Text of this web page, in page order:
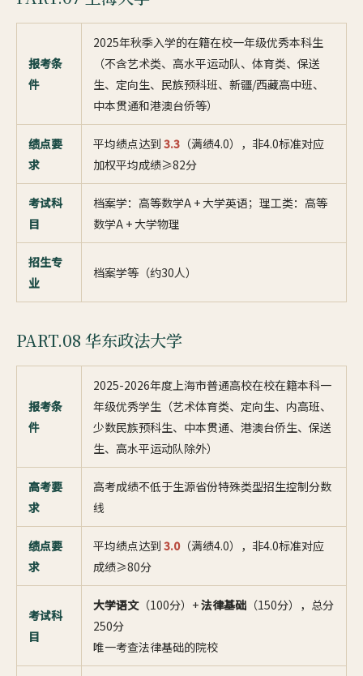
报考条
件
2025年秋季入学的在籍在校一年级优秀本科生
（不含艺术类、高水平运动队、体育类、保送
生、定向生、民族预科班、新疆/西藏高中班、
中本贯通和港澳台侨等）
绩点要
求
平均绩点达到 3.3 （满绩4.0），非4.0标准对应
加权平均成绩≥82分
考试科
目
档案学：高等数学A + 大学英语；理工类：高等
数学A + 大学物理
招生专
业
档案学等（约30人）
PART.08 华东政法大学
报考条
件
2025-2026年度上海市普通高校在校在籍本科一
年级优秀学生（艺术体育类、定向生、内高班、
少数民族预科生、中本贯通、港澳台侨生、保送
生、高水平运动队除外）
高考要
求
高考成绩不低于生源省份特殊类型招生控制分数
线
绩点要
求
平均绩点达到 3.0（满绩4.0），非4.0标准对应
成绩≥80分
考试科
目
大学语文（100分）+法律基础 （150分），总分
250分
唯一考查法律基础的院校